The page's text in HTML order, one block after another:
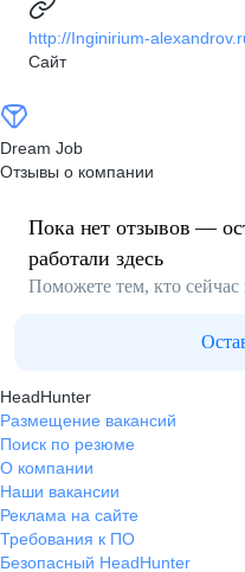
http://Inginirium-
Сайт
Dream Job
Отзывы о компании
Пока нет отзывов —
работали здесь
Поможете тем, кто
HeadHunter
Размещение вакансий
Поиск по резюме
О компании
Наши вакансии
Реклама на сайте
Требования к ПО
Безопасный HeadHunter